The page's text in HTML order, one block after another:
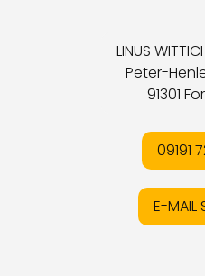
LINUS
Peter-
91301
09191
E-MAIL